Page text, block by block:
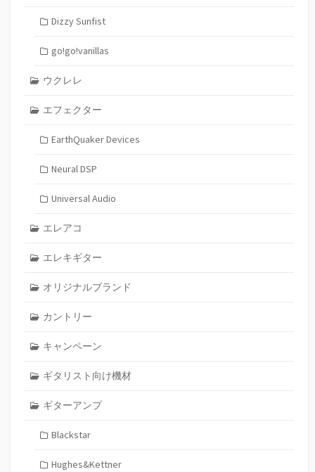
Dizzy Sunfist
go!go!vanillas
ウクレレ
エフェクター
EarthQuaker Devices
Neural DSP
Universal Audio
エレアコ
エレキギター
オリジナルブランド
カントリー
キャンペーン
ギタリスト向け機材
ギターアンプ
Blackstar
Hughes&Kettner